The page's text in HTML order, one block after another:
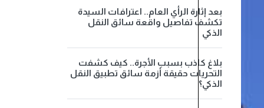
بعد إثارة الرأي العام.. اعترافات السيدة
تكشف تفاصيل واقعة سائق النقل
الذكي
بلاغ كاذب بسبب الأجرة.. كيف كشفت
التحريات حقيقة أزمة سائق تطبيق النقل
الذكي؟